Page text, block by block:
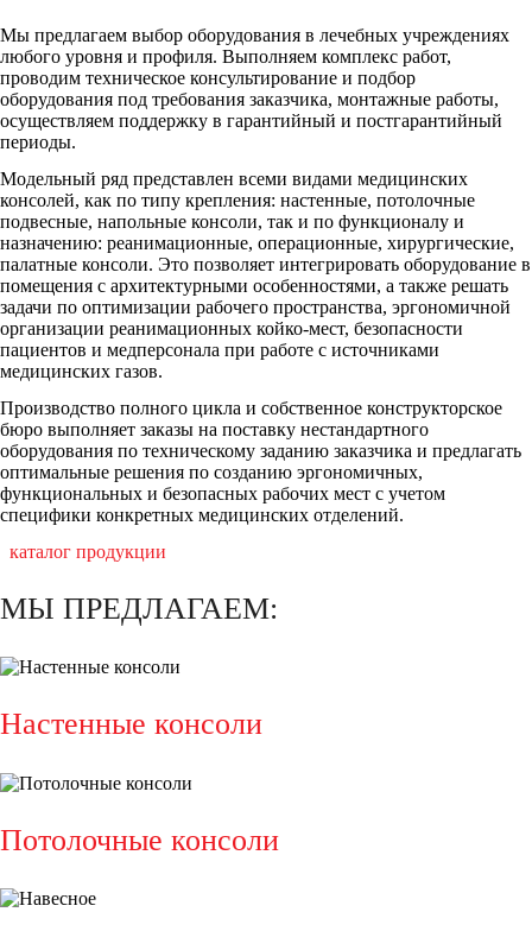
Мы предлагаем выбор оборудования в лечебных учреждениях
любого уровня и профиля. Выполняем комплекс работ,
проводим техническое консультирование и подбор
оборудования под требования заказчика, монтажные работы,
осуществляем поддержку в гарантийный и постгарантийный
периоды.
Модельный ряд представлен всеми видами медицинских
консолей, как по типу крепления: настенные, потолочные
подвесные, напольные консоли, так и по функционалу и
назначению: реанимационные, операционные, хирургические,
палатные консоли. Это позволяет интегрировать оборудование в
помещения с архитектурными особенностями, а также решать
задачи по оптимизации рабочего пространства, эргономичной
организации реанимационных койко-мест, безопасности
пациентов и медперсонала при работе с источниками
медицинских газов.
Производство полного цикла и собственное конструкторское
бюро выполняет заказы на поставку нестандартного
оборудования по техническому заданию заказчика и предлагать
оптимальные решения по созданию эргономичных,
функциональных и безопасных рабочих мест с учетом
специфики конкретных медицинских отделений.
каталог продукции
МЫ ПРЕДЛАГАЕМ:
Настенные консоли
Потолочные консоли